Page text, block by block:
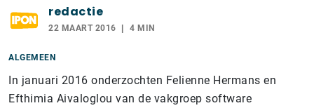
redactie
22 MAART 2016 4 MIN
ALGEMEEN
In januari 2016 onderzochten Felienne Hermans en
Efthimia Aivaloglou van de vakgroep software